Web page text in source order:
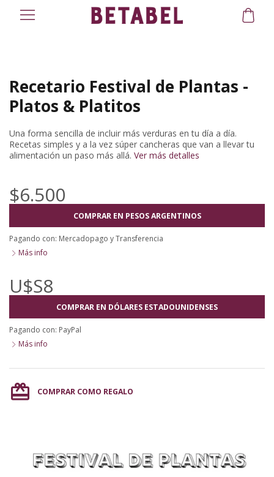
Recetario Festival de Plantas -
Platos & Platitos
Una forma sencilla de incluir más verduras en tu día a día.
Recetas simples y a la vez súper cancheras que van a llevar tu
alimentación un paso más allá. Ver más detalles
$6.500
COMPRAR EN PESOS ARGENTINOS
Pagando con: Mercadopago yTransferencia
Más info
U$S8
COMPRAR EN DÓLARES ESTADOUNIDENSES
Pagando con: PayPal
Más info
card_giftcard COMPRAR COMO REGALO